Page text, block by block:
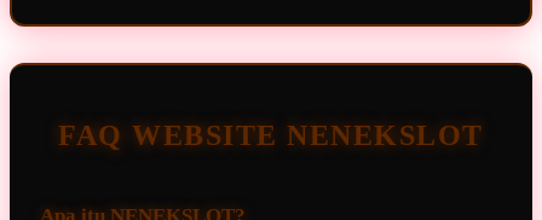
FAQ WEBSITE NENEKSLOT